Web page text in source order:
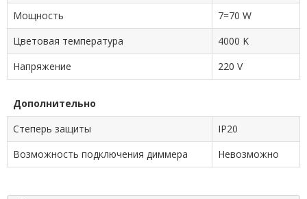
Мощность
7=70 W
Цветовая температура
4000 K
Напряжение
220 V
Дополнительно
Степерь защиты
IP20
Возможность подключения диммера
Невозможно